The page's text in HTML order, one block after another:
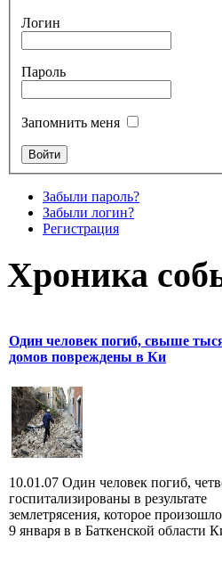
Логин
Пароль
Запомнить меня
Забыли пароль?
Забыли логин?
Регистрация
Хроника
Один человек погиб, свыше
домов повреждены в Ки
10.01.07 Один человек погиб,
госпитализированы в результате
землетрясения, которое
9 января в в Баткенской области